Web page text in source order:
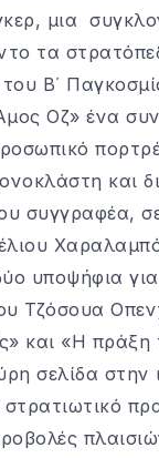
μια
τα
Β΄
Οζ» ένα
και
συγγραφέα,
υποψήφια
Τζόσουα
και «Η πράξη
σελίδα στην